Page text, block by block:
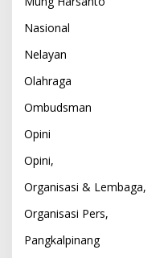
Nasional
Nelayan
Olahraga
Ombudsman
Opini
Opini,
Organisasi & Lembaga,
Organisasi Pers,
Pangkalpinang